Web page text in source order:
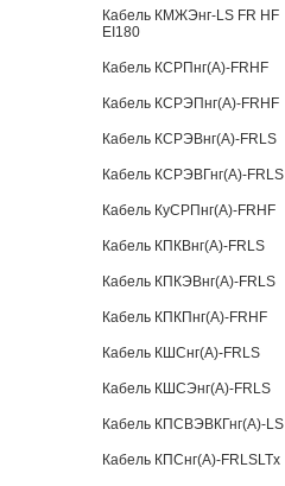
Кабель КМЖЭнг-LS FR HF
EI180
Кабель КСРПнг(А)-FRHF
Кабель КСРЭПнг(А)-FRHF
Кабель КСРЭВнг(А)-FRLS
Кабель КСРЭВГнг(А)-FRLS
Кабель КуСРПнг(А)-FRHF
Кабель КПКВнг(А)-FRLS
Кабель КПКЭВнг(А)-FRLS
Кабель КПКПнг(А)-FRHF
Кабель КШСнг(А)-FRLS
Кабель КШСЭнг(А)-FRLS
Кабель КПСВЭВКГнг(А)-LS
Кабель КПСнг(А)-FRLSLTx